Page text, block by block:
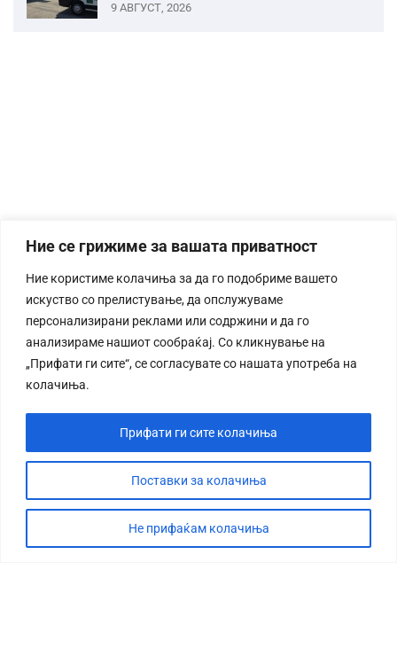
Ние се грижиме за вашата приватност
Ние користиме колачиња за да го подобриме вашето
искуство со прелистување, да опслужуваме
персонализирани реклами или содржини и да го
анализираме нашиот сообраќај. Со кликнување на
„Прифати ги сите“, се согласувате со нашата употреба на
колачиња.
Поставки за колачиња
Не прифаќам колачиња
Прифати ги сите колачиња
9 АВГУСТ, 2026